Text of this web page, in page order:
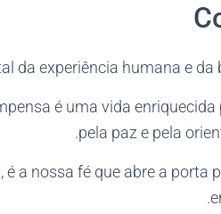
da experiência humana e da
é uma vida enriquecida
pela paz e pela
é a nossa fé que abre a porta